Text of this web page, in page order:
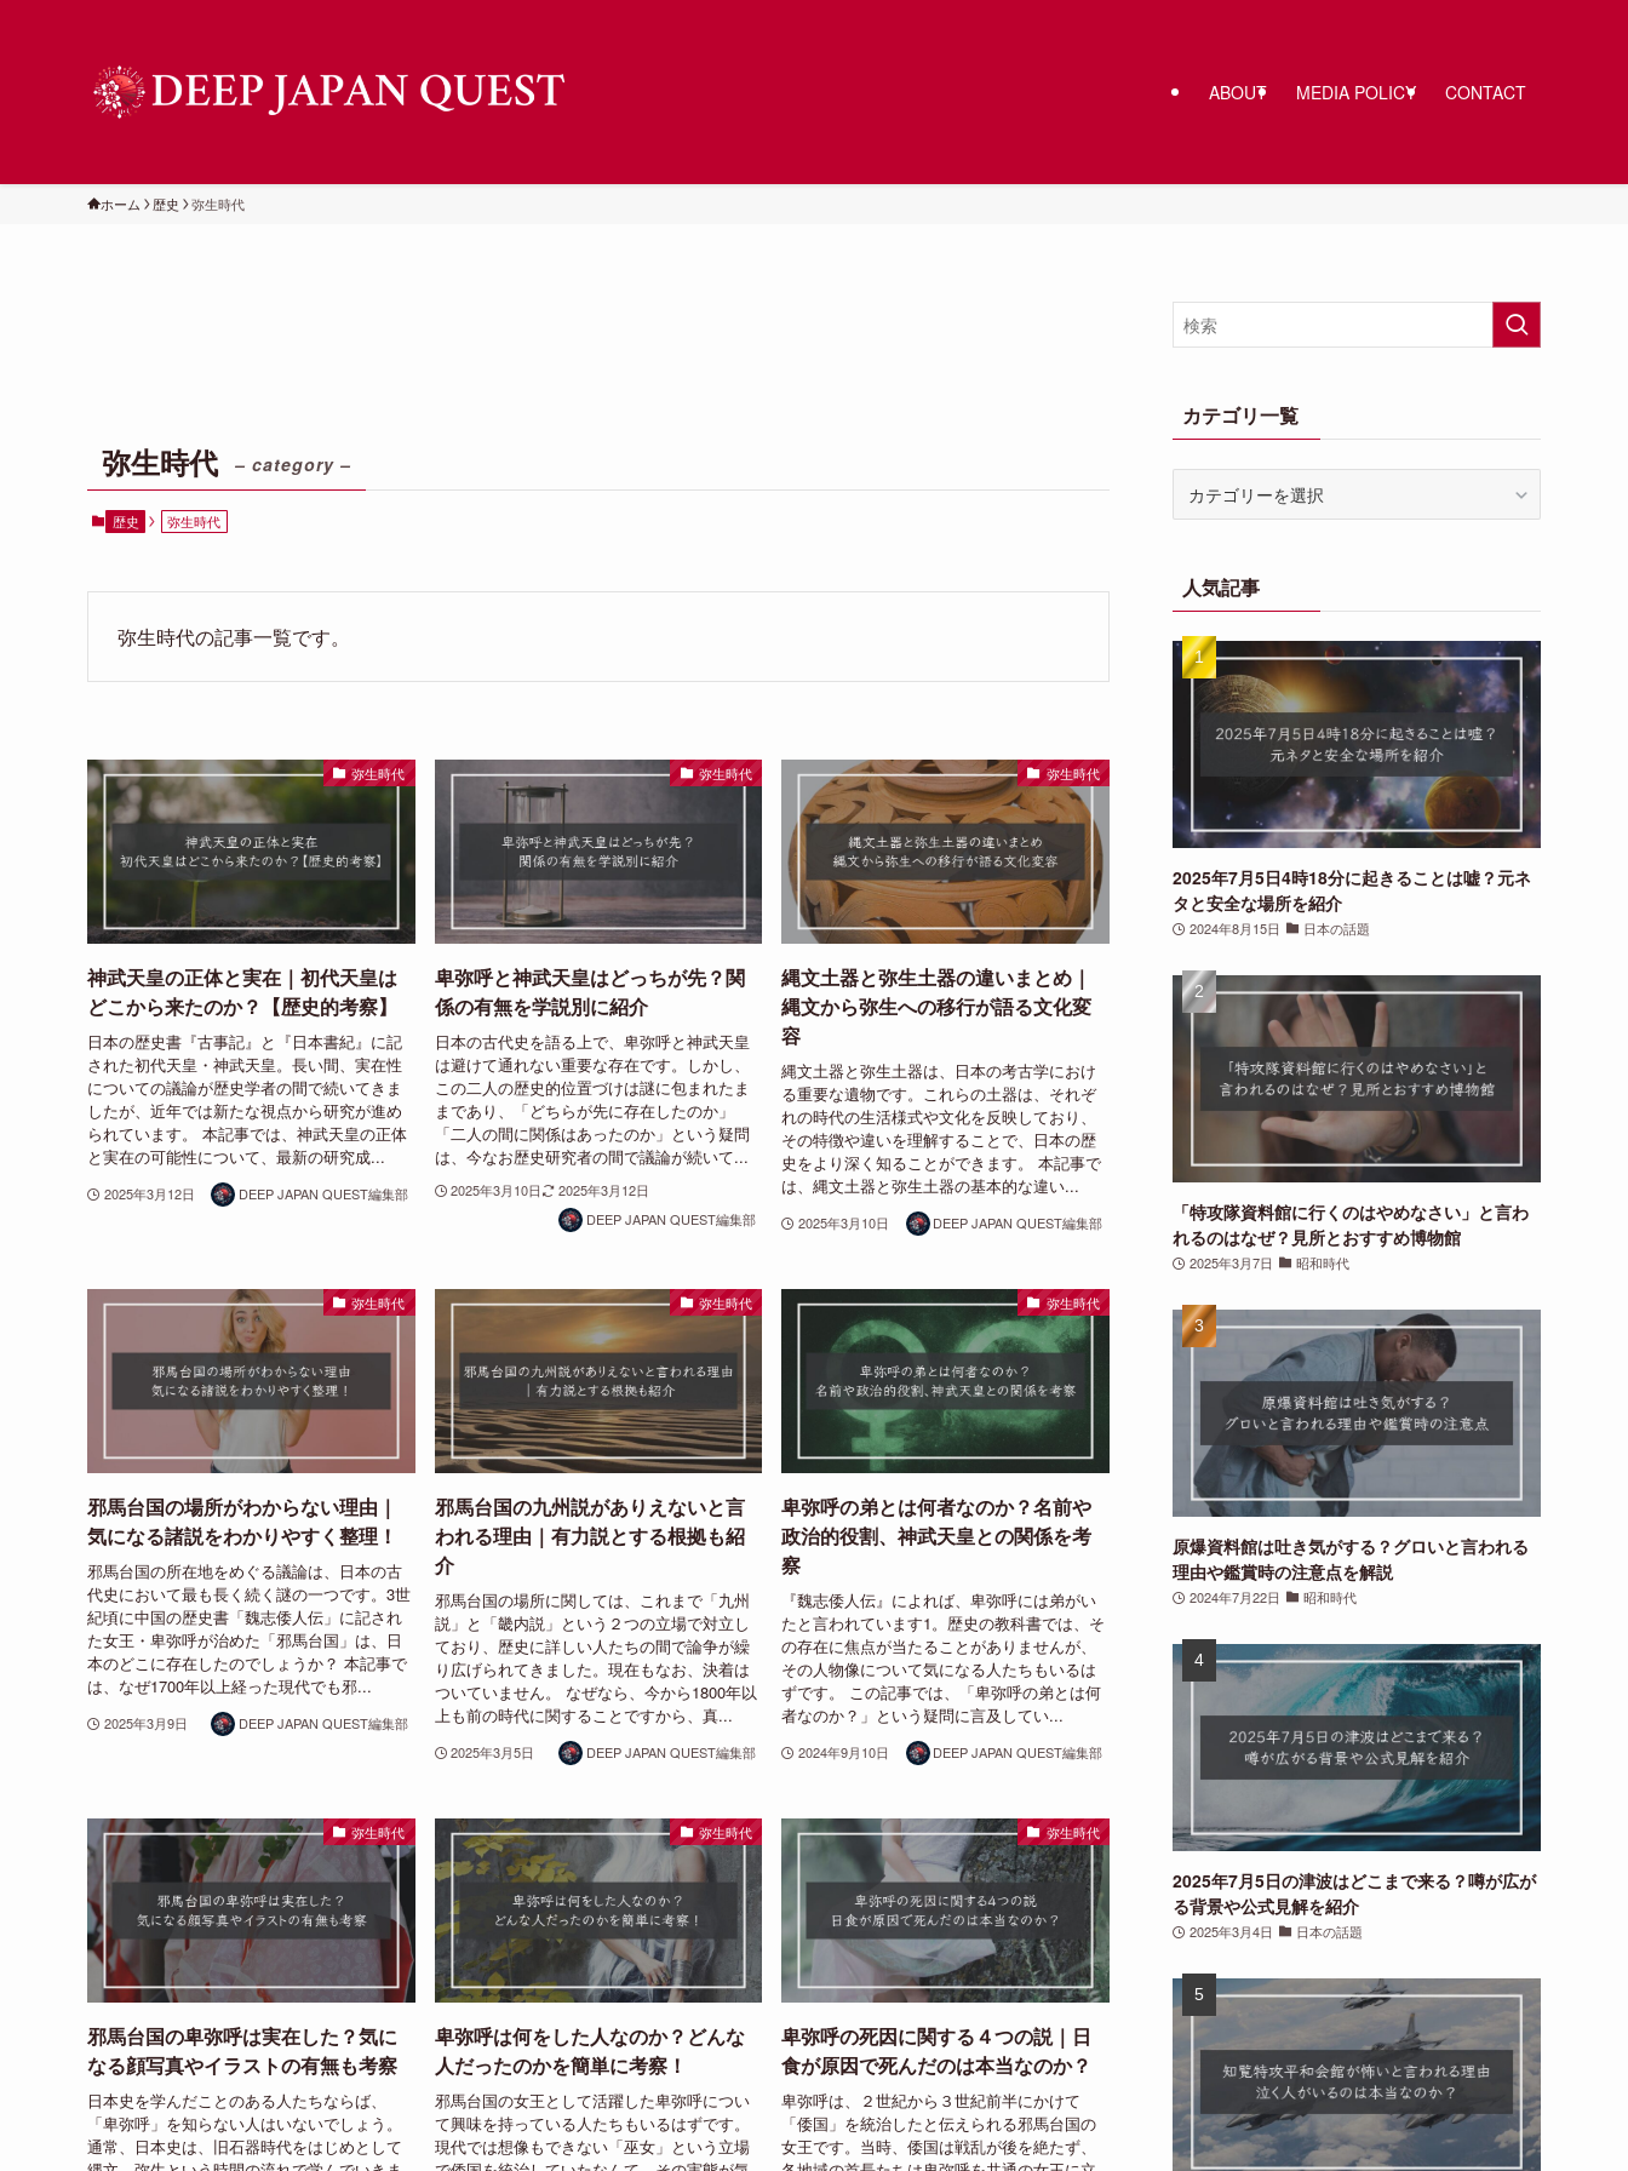
ABOUT MEDIA POLICY CONTACT
ホーム 歴史 弥生時代
弥生時代 – category –
歴史 弥生時代
弥生時代の記事一覧です。
弥生時代
神武天皇の正体と実在｜初代天皇は
どこから来たのか？【歴史的考察】
日本の歴史書『古事記』と『日本書紀』に記
された初代天皇・神武天皇。長い間、実在性
についての議論が歴史学者の間で続いてきま
したが、近年では新たな視点から研究が進め
られています。 本記事では、神武天皇の正体
と実在の可能性について、最新の研究成...
2025年3月12日 DEEP JAPAN QUEST編集部
弥生時代
卑弥呼と神武天皇はどっちが先？関
係の有無を学説別に紹介
日本の古代史を語る上で、卑弥呼と神武天皇
は避けて通れない重要な存在です。しかし、
この二人の歴史的位置づけは謎に包まれたま
まであり、「どちらが先に存在したのか」
「二人の間に関係はあったのか」という疑問
は、今なお歴史研究者の間で議論が続いて...
2025年3月10日
2025年3月12日
DEEP JAPAN QUEST編集部
弥生時代
縄文土器と弥生土器の違いまとめ｜
縄文から弥生への移行が語る文化変
容
縄文土器と弥生土器は、日本の考古学におけ
る重要な遺物です。これらの土器は、それぞ
れの時代の生活様式や文化を反映しており、
その特徴や違いを理解することで、日本の歴
史をより深く知ることができます。 本記事で
は、縄文土器と弥生土器の基本的な違い...
2025年3月10日 DEEP JAPAN QUEST編集部
弥生時代
邪馬台国の場所がわからない理由｜
気になる諸説をわかりやすく整理！
邪馬台国の所在地をめぐる議論は、日本の古
代史において最も長く続く謎の一つです。3世
紀頃に中国の歴史書「魏志倭人伝」に記され
た女王・卑弥呼が治めた「邪馬台国」は、日
本のどこに存在したのでしょうか？ 本記事で
は、なぜ1700年以上経った現代でも邪...
2025年3月9日 DEEP JAPAN QUEST編集部
弥生時代
邪馬台国の九州説がありえないと言
われる理由｜有力説とする根拠も紹
介
邪馬台国の場所に関しては、これまで「九州
説」と「畿内説」という２つの立場で対立し
ており、歴史に詳しい人たちの間で論争が繰
り広げられてきました。現在もなお、決着は
ついていません。 なぜなら、今から1800年以
上も前の時代に関することですから、真...
2025年3月5日 DEEP JAPAN QUEST編集部
弥生時代
卑弥呼の弟とは何者なのか？名前や
政治的役割、神武天皇との関係を考
察
『魏志倭人伝』によれば、卑弥呼には弟がい
たと言われています1。歴史の教科書では、そ
の存在に焦点が当たることがありませんが、
その人物像について気になる人たちもいるは
ずです。 この記事では、「卑弥呼の弟とは何
者なのか？」という疑問に言及してい...
2024年9月10日 DEEP JAPAN QUEST編集部
弥生時代
邪馬台国の卑弥呼は実在した？気に
なる顔写真やイラストの有無も考察
日本史を学んだことのある人たちならば、
「卑弥呼」を知らない人はいないでしょう。
通常、日本史は、旧石器時代をはじめとして
弥生時代
卑弥呼は何をした人なのか？どんな
人だったのかを簡単に考察！
邪馬台国の女王として活躍した卑弥呼につい
て興味を持っている人たちもいるはずです。
現代では想像もできない「巫女」という立場
弥生時代
卑弥呼の死因に関する４つの説｜日
食が原因で死んだのは本当なのか？
卑弥呼は、２世紀から３世紀前半にかけて
「倭国」を統治したと伝えられる邪馬台国の
女王です。当時、倭国は戦乱が後を絶たず、
カテゴリ一覧
一
覧
人気記事
2025年7月5日4時18分に起きることは嘘？元ネ
タと安全な場所を紹介
2024年8月15日 日本の話題
「特攻隊資料館に行くのはやめなさい」と言わ
れるのはなぜ？見所とおすすめ博物館
2025年3月7日 昭和時代
原爆資料館は吐き気がする？グロいと言われる
理由や鑑賞時の注意点を解説
2024年7月22日 昭和時代
2025年7月5日の津波はどこまで来る？噂が広が
る背景や公式見解を紹介
2025年3月4日 日本の話題